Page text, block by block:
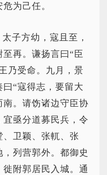
为己任。
子方幼，寇且至，
再。谦扬言曰“臣
乃受命。九月，景
“寇得志，要留大
。请饬诸边守臣协
亟分道募民兵，令
卫颖、张軏、张
列营郭外。都御史
附郭居民入城。通